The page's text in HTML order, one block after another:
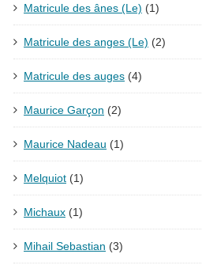
Matricule des ânes (Le) (1)
Matricule des anges (Le) (2)
Matricule des auges (4)
Maurice Garçon (2)
Maurice Nadeau (1)
Melquiot (1)
Michaux (1)
Mihail Sebastian (3)